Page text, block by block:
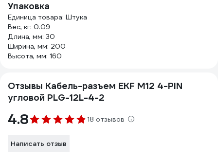
Упаковка
Единица товара: Штука
Вес, кг: 0.09
Длина, мм: 30
Ширина, мм: 200
Высота, мм: 160
Отзывы Кабель-разъем EKF М12 4-PIN
угловой PLG-12L-4-2
4.8 18 отзывов
Написать отзыв